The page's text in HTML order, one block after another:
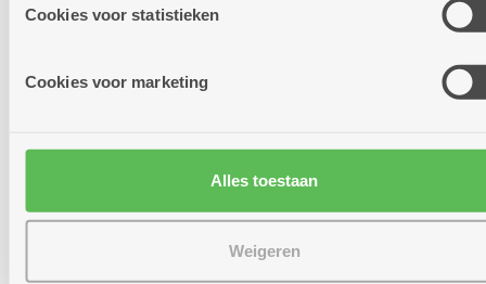
informatie die je aan hen verstrekte.
Cookies voor statistieken
Cookies voor marketing
Alles toestaan
Weigeren